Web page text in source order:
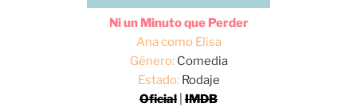
Ni un Minuto que Perder
Ana como Elisa
Género:Comedia
Estado:Rodaje
Oficial IMDB